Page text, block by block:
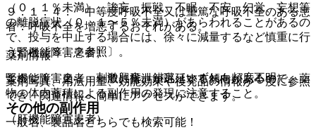
９．１．４． 中等度呼吸不全又は重篤な呼吸不全のある患
者：呼吸不全を増悪するおそれがある。
（腎機能障害患者）
腎機能障害患者：一般に排泄が遅延する傾向があるので、薬
物の体内蓄積による副作用の発現に注意すること。
（肝機能障害患者）
（０．１％未満）、譫妄、振戦、不眠、不安、幻覚、妄想等
の離脱症状（０．１〜５％未満）があらわれることがあるの
で、投与を中止する場合には、徐々に減量するなど慎重に行
うこと〔８．２参照〕。
１１．１．２． 刺激興奮、錯乱（いずれも頻度不明）。
その他の副作用
薬剤情報
薬剤写真、用法用量、効能効果や後発品の情報が一度に参照
でき、関連情報へ簡単にアクセスができます。
一般名、製品名どちらでも検索可能！